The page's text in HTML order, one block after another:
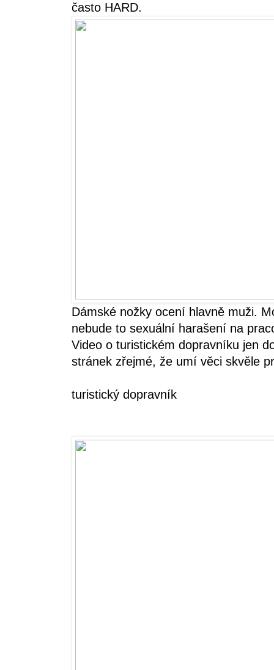
často HARD.
Dámské nožky ocení hlavně muži.
nebude to sexuální harašení na
Video o turistickém dopravníku jen
stránek zřejmé, že umí věci skvěle
turistický dopravník